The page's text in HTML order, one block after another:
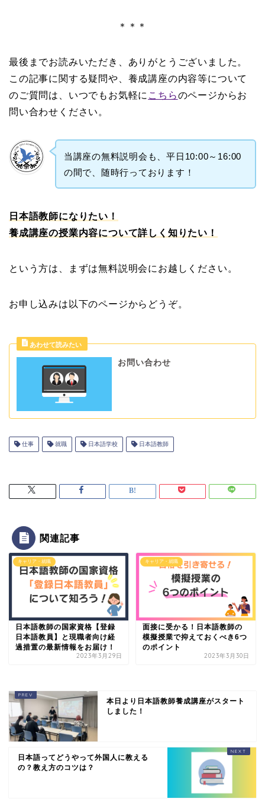
＊＊＊
最後までお読みいただき、ありがとうございました。
この記事に関する疑問や、養成講座の内容等について
のご質問は、いつでもお気軽に こちらのページからお
問い合わせください。
当講座の無料説明会も、平日10:00～16:00
の間で、随時行っております！
日本語教師になりたい！
養成講座の授業内容について詳しく知りたい！
という方は、まずは無料説明会にお越しください。
お申し込みは以下のページからどうぞ。
お問い合わせ
仕事 就職 日本語学校 日本語教師
関連記事
キャリア・就職
日本語教師の国家資格【登録
日本語教員】と現職者向け経
過措置の最新情報をお届け！
2023年3月29日
キャリア・就職
面接に受かる！日本語教師の
模擬授業で抑えておくべき6つ
のポイント
2023年3月30日
本日より日本語教師養成講座がスタート
しました！
日本語ってどうやって外国人に教える
の？教え方のコツは？